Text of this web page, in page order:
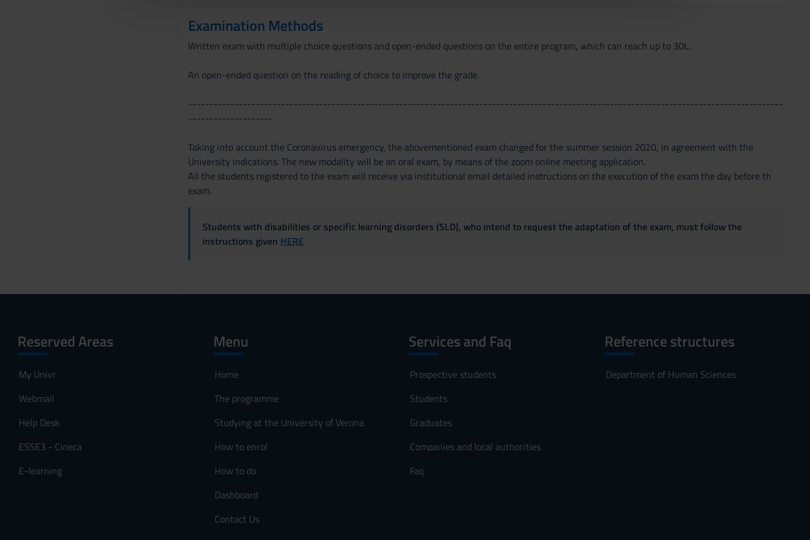
Examination Methods
Written exam with multiple choice questions and open-ended questions on the entire program, which can reach up to 30L.
An open-ended question on the reading of choice to improve the grade.
---------------------------------------------------------------------------------------------------------------------------------------------
--------------------
Taking into account the Coronavirus emergency, the abovementioned exam changed for the summer session 2020, in agreement with the
University indications. The new modality will be an oral exam, by means of the zoom online meeting application.
All the students registered to the exam will receive via institutional email detailed instructions on the execution of the exam the day before th
exam.
Students with disabilities or specific learning disorders (SLD), who intend to request the adaptation of the exam, must follow the
instructions given HERE
Reserved Areas
My Univr
Webmail
Help Desk
ESSE3 - Cineca
E-learning
Menu
Home
The programme
Studying at the University of Verona
How to enrol
How to do
Dashboard
Contact Us
Services and Faq
Prospective students
Students
Graduates
Companies and local authorities
Faq
Reference structures
Department of Human Sciences